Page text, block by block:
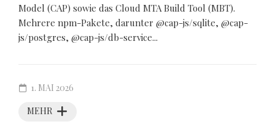
Model (CAP) sowie das Cloud MTA Build Tool (MBT).
Mehrere npm-Pakete, darunter @cap-js/sqlite, @cap-
js/postgres, @cap-js/db-service...
MEHR
1. MAI 2026